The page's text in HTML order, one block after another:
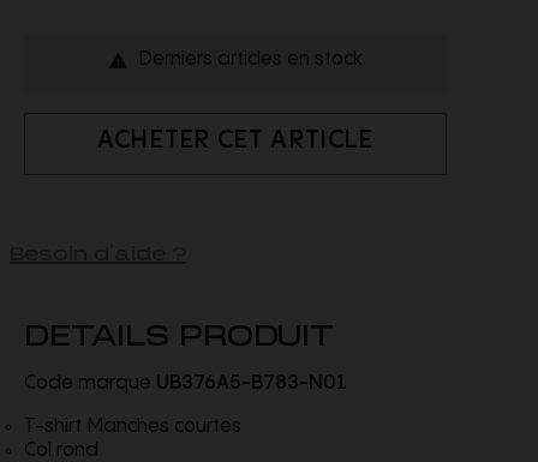
 Derniers articles en stock
ACHETER CET ARTICLE
DETAILS PRODUIT
Code marque UB376A5-B783-N01
T-shirt Manches courtes
Col rond